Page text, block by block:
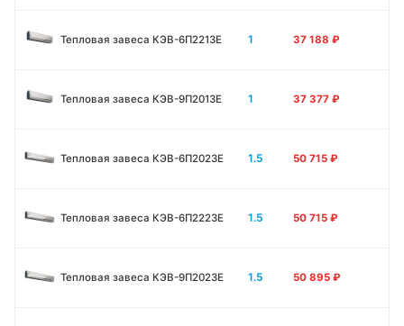
Тепловая завеса КЭВ-6П2213Е 1 37 188 ₽
Тепловая завеса КЭВ-9П2013E 1 37 377 ₽
Тепловая завеса КЭВ-6П2023E 1.5 50 715 ₽
Тепловая завеса КЭВ-6П2223E 1.5 50 715 ₽
Тепловая завеса КЭВ-9П2023E 1.5 50 895 ₽